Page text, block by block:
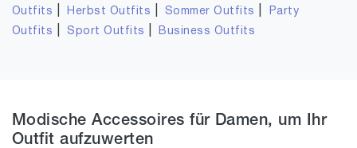
Outfits
Herbst Outfits Sommer Outfits
Party
Outfits
Sport Outfits Business Outfits
Modische Accessoires für Damen, um Ihr
Outfit aufzuwerten